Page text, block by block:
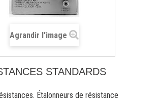
Agrandir l'image
STANDARDS
Étalonneurs de résistance